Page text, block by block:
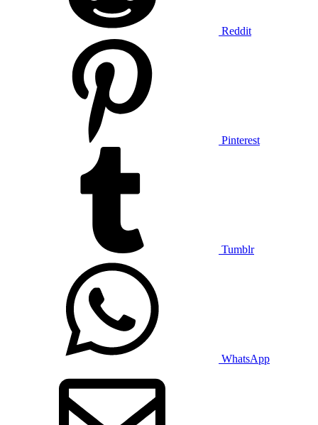
Reddit
Pinterest
Tumblr
WhatsApp